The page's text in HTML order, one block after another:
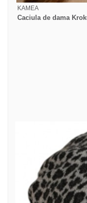
KAMEA
Caciula de dama